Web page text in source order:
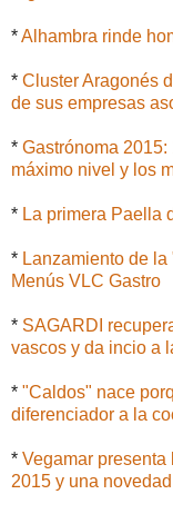
*Alhambra rinde
* Cluster Aragonés
de sus empresas
* Gastrónoma
máximo nivel y los
* La primera Paella
* Lanzamiento de
Menús VLC Gastro
* SAGARDI
vascos y da incio a
* "Caldos" nace
diferenciador a la
* Vegamar
2015 y una